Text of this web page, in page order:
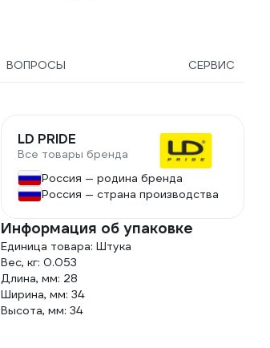
ВОПРОСЫ СЕРВИС
LD PRIDE
Все товары бренда
Россия — родина бренда
Россия — страна производства
Информация об упаковке
Единица товара: Штука
Вес, кг: 0.053
Длина, мм: 28
Ширина, мм: 34
Высота, мм: 34